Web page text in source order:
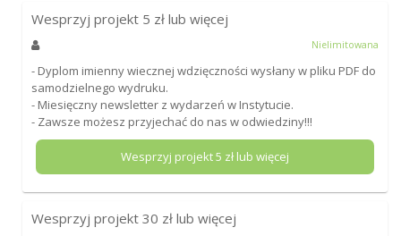
Wesprzyj projekt 5 zł lub więcej
Nielimitowana
- Dyplom imienny wiecznej wdzięczności wysłany w pliku PDF do
samodzielnego wydruku.
- Miesięczny newsletter z wydarzeń w Instytucie.
- Zawsze możesz przyjechać do nas w odwiedziny!!!
Wesprzyj projekt5 zł lub więcej
Wesprzyj projekt 30 zł lub więcej